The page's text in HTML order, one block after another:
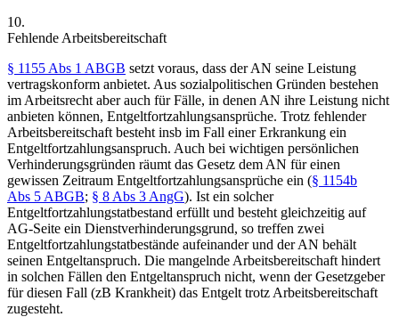
10.
Fehlende Arbeitsbereitschaft
§ 1155 Abs 1 ABGB setzt voraus, dass der AN seine Leistung
vertragskonform anbietet. Aus sozialpolitischen Gründen bestehen
im Arbeitsrecht aber auch für Fälle, in denen AN ihre Leistung nicht
anbieten können, Entgeltfortzahlungsansprüche. Trotz fehlender
Arbeitsbereitschaft besteht insb im Fall einer Erkrankung ein
Entgeltfortzahlungsanspruch. Auch bei wichtigen persönlichen
Verhinderungsgründen räumt das Gesetz dem AN für einen
gewissen Zeitraum Entgeltfortzahlungsansprüche ein (§ 1154b
Abs 5 ABGB; § 8 Abs 3 AngG). Ist ein solcher
Entgeltfortzahlungstatbestand erfüllt und besteht gleichzeitig auf
AG-Seite ein Dienstverhinderungsgrund, so treffen zwei
Entgeltfortzahlungstatbestände aufeinander und der AN behält
seinen Entgeltanspruch. Die mangelnde Arbeitsbereitschaft hindert
in solchen Fällen den Entgeltanspruch nicht, wenn der Gesetzgeber
für diesen Fall (zB Krankheit) das Entgelt trotz Arbeitsbereitschaft
zugesteht.